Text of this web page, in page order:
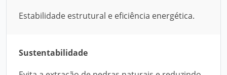
Estabilidade estrutural e eficiência energética.
Sustentabilidade